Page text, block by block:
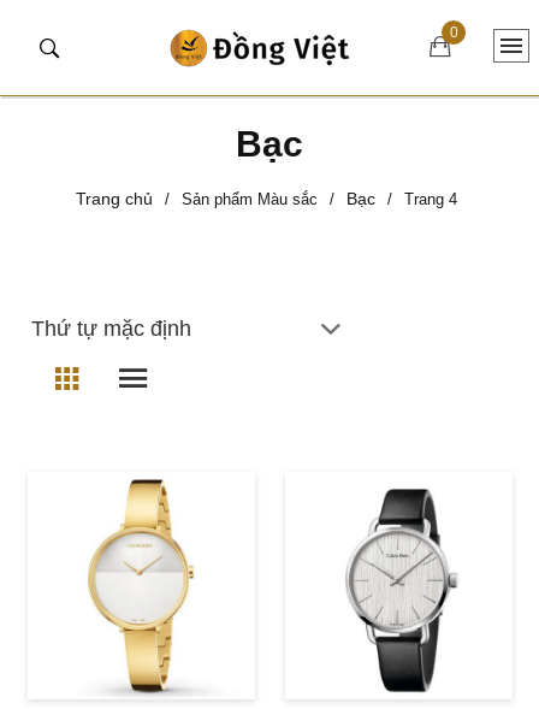
0
Bạc
Trang chủ / Sản phẩm Màu sắc / Bạc / Trang 4